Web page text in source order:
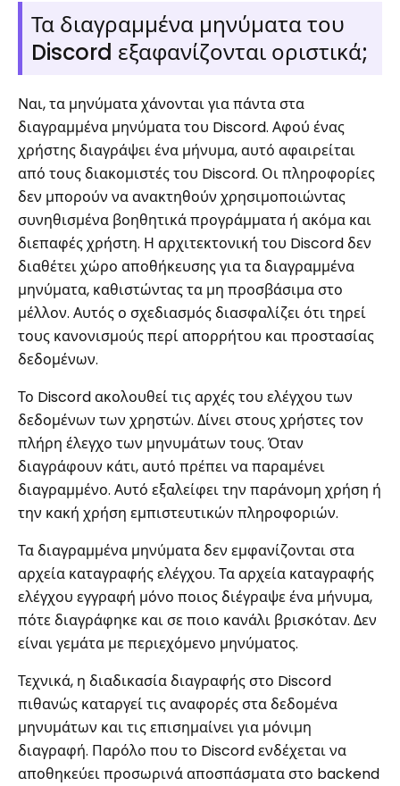
Τα διαγραμμένα μηνύματα του
Discord εξαφανίζονται οριστικά;
Ναι, τα μηνύματα χάνονται για πάντα στα
διαγραμμένα μηνύματα του Discord. Αφού ένας
χρήστης διαγράψει ένα μήνυμα, αυτό αφαιρείται
από τους διακομιστές του Discord. Οι πληροφορίες
δεν μπορούν να ανακτηθούν χρησιμοποιώντας
συνηθισμένα βοηθητικά προγράμματα ή ακόμα και
διεπαφές χρήστη. Η αρχιτεκτονική του Discord δεν
διαθέτει χώρο αποθήκευσης για τα διαγραμμένα
μηνύματα, καθιστώντας τα μη προσβάσιμα στο
μέλλον. Αυτός ο σχεδιασμός διασφαλίζει ότι τηρεί
τους κανονισμούς περί απορρήτου και προστασίας
δεδομένων.
Το Discord ακολουθεί τις αρχές του ελέγχου των
δεδομένων των χρηστών. Δίνει στους χρήστες τον
πλήρη έλεγχο των μηνυμάτων τους. Όταν
διαγράφουν κάτι, αυτό πρέπει να παραμένει
διαγραμμένο. Αυτό εξαλείφει την παράνομη χρήση ή
την κακή χρήση εμπιστευτικών πληροφοριών.
Τα διαγραμμένα μηνύματα δεν εμφανίζονται στα
αρχεία καταγραφής ελέγχου. Τα αρχεία καταγραφής
ελέγχου εγγραφή μόνο ποιος διέγραψε ένα μήνυμα,
πότε διαγράφηκε και σε ποιο κανάλι βρισκόταν. Δεν
είναι γεμάτα με περιεχόμενο μηνύματος.
Τεχνικά, η διαδικασία διαγραφής στο Discord
πιθανώς καταργεί τις αναφορές στα δεδομένα
μηνυμάτων και τις επισημαίνει για μόνιμη
διαγραφή. Παρόλο που το Discord ενδέχεται να
αποθηκεύει προσωρινά αποσπάσματα στο backend